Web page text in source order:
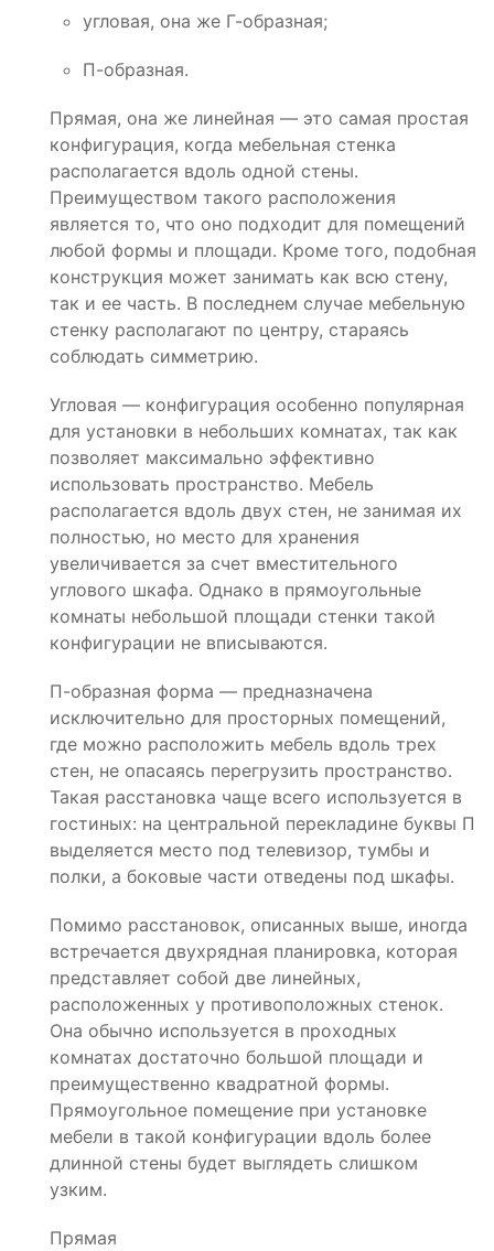
угловая, она же Г-образная;
П-образная.
Прямая, она же линейная — это самая простая
конфигурация, когда мебельная стенка
располагается вдоль одной стены.
Преимуществом такого расположения
является то, что оно подходит для помещений
любой формы и площади. Кроме того, подобная
конструкция может занимать как всю стену,
так и ее часть. В последнем случае мебельную
стенку располагают по центру, стараясь
соблюдать симметрию.
Угловая — конфигурация особенно популярная
для установки в небольших комнатах, так как
позволяет максимально эффективно
использовать пространство. Мебель
располагается вдоль двух стен, не занимая их
полностью, но место для хранения
увеличивается за счет вместительного
углового шкафа. Однако в прямоугольные
комнаты небольшой площади стенки такой
конфигурации не вписываются.
П-образная форма — предназначена
исключительно для просторных помещений,
где можно расположить мебель вдоль трех
стен, не опасаясь перегрузить пространство.
Такая расстановка чаще всего используется в
гостиных: на центральной перекладине буквы П
выделяется место под телевизор, тумбы и
полки, а боковые части отведены под шкафы.
Помимо расстановок, описанных выше, иногда
встречается двухрядная планировка, которая
представляет собой две линейных,
расположенных у противоположных стенок.
Она обычно используется в проходных
комнатах достаточно большой площади и
преимущественно квадратной формы.
Прямоугольное помещение при установке
мебели в такой конфигурации вдоль более
длинной стены будет выглядеть слишком
узким.
Прямая